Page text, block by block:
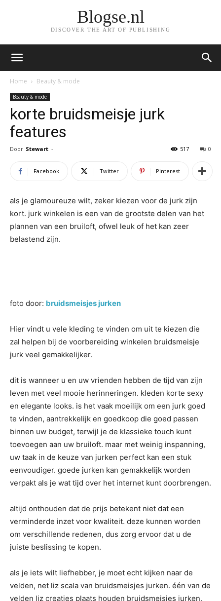
Blogse.nl
DISCOVER THE ART OF PUBLISHING
Home Beauty & mode
Beauty & mode
korte bruidsmeisje jurk
features
Door Stewart - 0
517
Facebook Twitter Pinterest
als je glamoureuze wilt, zeker kiezen voor de jurk zijn
kort. jurk winkelen is een van de grootste delen van het
plannen van een bruiloft, ofwel leuk of het kan zeer
belastend zijn.
foto door: bruidsmeisjes jurken
Hier vindt u vele kleding te vinden om uit te kiezen die
zal helpen bij de voorbereiding winkelen bruidsmeisje
jurk veel gemakkelijker.
dit is wanneer u en uw vrienden hebben de tijd van zijn
leven met veel mooie herinneringen. kleden korte sexy
en elegante looks. is het vaak moeilijk om een jurk goed
te vinden, aantrekkelijk en goedkoop die goed passen
binnen uw budget, terwijl je de klassieke touch kunt
toevoegen aan uw bruiloft. maar met weinig inspanning,
uw taak in de keuze van jurken perfect kan een stuk
eenvoudiger. goede jurken kan gemakkelijk worden
verpakt als je wat tijd over het internet kunt doorbrengen.
altijd onthouden dat de prijs betekent niet dat een
verminderde inzet voor kwaliteit. deze kunnen worden
om verschillende redenen, dus zorg ervoor dat u de
juiste beslissing te kopen.
als je iets wilt liefhebber, je moet echt kijken naar de
velden, net liz scala van bruidsmeisjes jurken. één van de
velden liz creaties plaats houden bruidsmeisjes jurken,